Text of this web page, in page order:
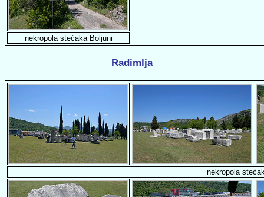
nekropola stećaka Boljuni
Radimlja
nekropola